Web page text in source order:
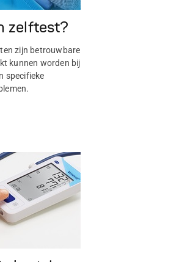
zelftest?
zijn betrouwbare
kunnen worden bij
specifieke